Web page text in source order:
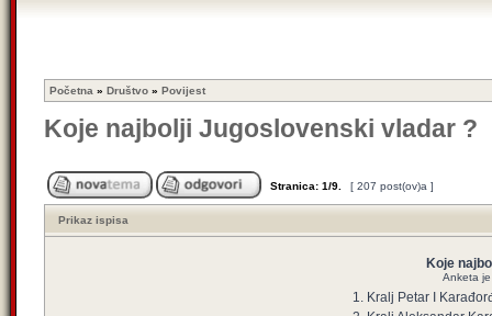
Početna » Društvo » Povijest
Koje najbolji Jugoslovenski vladar ?
Stranica: 1/9 [ 207 post(ov)a ]
Prikaz ispisa
Koje
Anketa
1. Kralj Petar I